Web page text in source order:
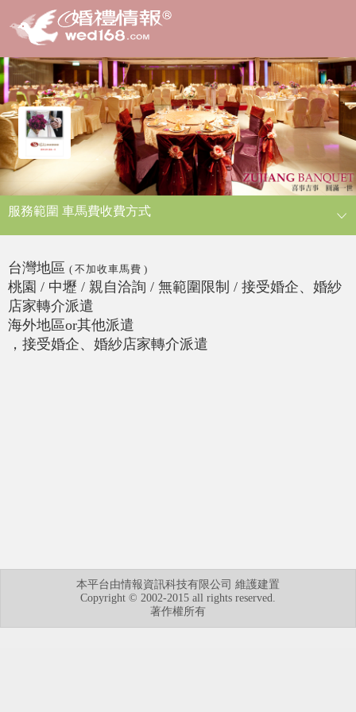
服務範圍 車馬費收費方式
台灣地區 ( 不加收車馬費 )
桃園 / 中壢 / 親自洽詢 / 無範圍限制 / 接受婚企、婚紗
店家轉介派遣
海外地區or其他派遣
，接受婚企、婚紗店家轉介派遣
本平台由情報資訊科技有限公司 維護建置
Copyright © 2002-2015 all rights reserved.
著作權所有